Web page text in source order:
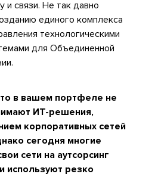
и связи. Не так давно
единого комплекса
технологическими
для Объединенной
в вашем портфеле не
ИТ-решения,
корпоративных сетей
сегодня многие
сети на аутсорсинг
используют резко